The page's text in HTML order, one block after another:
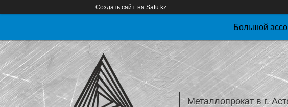
Создать сайт на Satu.kz
Большой
Металлопрокат в г.